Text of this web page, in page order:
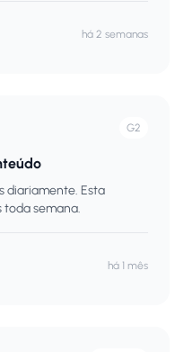
há 2 semanas
G2
diariamente. Esta
semana.
há 1 mês